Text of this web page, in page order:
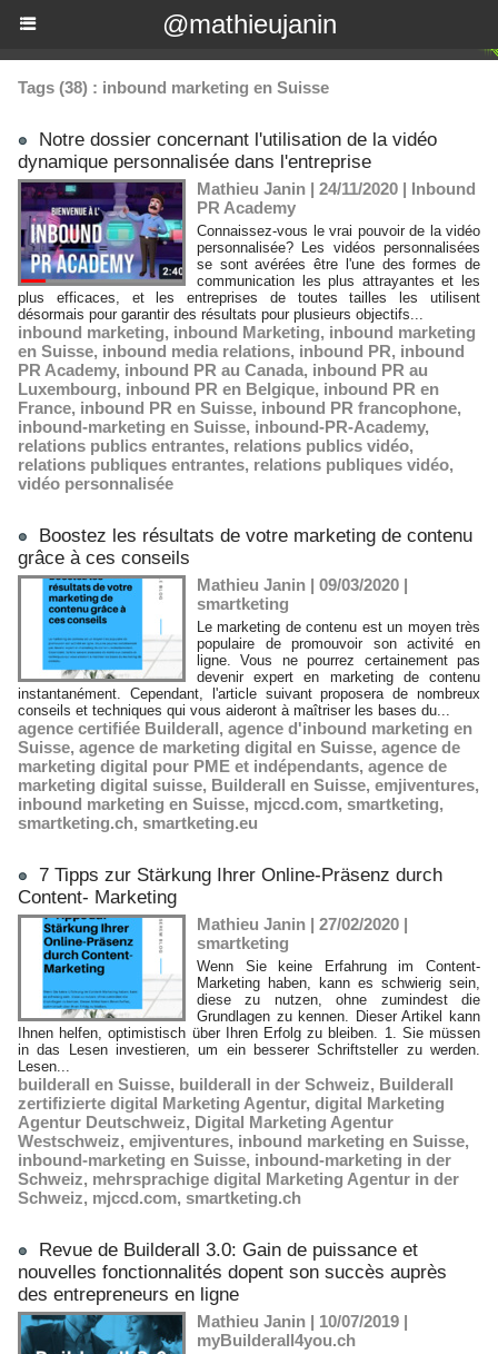
@mathieujanin
Tags (38) : inbound marketing en Suisse
Notre dossier concernant l'utilisation de la vidéo
dynamique personnalisée dans l'entreprise
Mathieu Janin | 24/11/2020 | Inbound
PR Academy
Connaissez-vous le vrai pouvoir de la vidéo
personnalisée? Les vidéos personnalisées
se sont avérées être l'une des formes de
communication les plus attrayantes et les
plus efficaces, et les entreprises de toutes tailles les utilisent
désormais pour garantir des résultats pour plusieurs objectifs...
inbound marketing, inbound Marketing, inbound marketing
en Suisse, inbound media relations, inbound PR, inbound
PR Academy, inbound PR au Canada, inbound PR au
Luxembourg, inbound PR en Belgique, inbound PR en
France, inbound PR en Suisse, inbound PR francophone,
inbound-marketing en Suisse, inbound-PR-Academy,
relations publics entrantes, relations publics vidéo,
relations publiques entrantes, relations publiques vidéo,
vidéo personnalisée
Boostez les résultats de votre marketing de contenu
grâce à ces conseils
Mathieu Janin | 09/03/2020 |
smartketing
Le marketing de contenu est un moyen très
populaire de promouvoir son activité en
ligne. Vous ne pourrez certainement pas
devenir expert en marketing de contenu
instantanément. Cependant, l'article suivant proposera de nombreux
conseils et techniques qui vous aideront à maîtriser les bases du...
agence certifiée Builderall, agence d'inbound marketing en
Suisse, agence de marketing digital en Suisse, agence de
marketing digital pour PME et indépendants, agence de
marketing digital suisse, Builderall en Suisse, emjiventures,
inbound marketing en Suisse, mjccd.com, smartketing,
smartketing.ch, smartketing.eu
7 Tipps zur Stärkung Ihrer Online-Präsenz durch
Content- Marketing
Mathieu Janin | 27/02/2020 |
smartketing
Wenn Sie keine Erfahrung im Content-
Marketing haben, kann es schwierig sein,
diese zu nutzen, ohne zumindest die
Grundlagen zu kennen. Dieser Artikel kann
Ihnen helfen, optimistisch über Ihren Erfolg zu bleiben. 1. Sie müssen
in das Lesen investieren, um ein besserer Schriftsteller zu werden.
Lesen...
builderall en Suisse, builderall in der Schweiz, Builderall
zertifizierte digital Marketing Agentur, digital Marketing
Agentur Deutschweiz, Digital Marketing Agentur
Westschweiz, emjiventures, inbound marketing en Suisse,
inbound-marketing en Suisse, inbound-marketing in der
Schweiz, mehrsprachige digital Marketing Agentur in der
Schweiz, mjccd.com, smartketing.ch
Revue de Builderall 3.0: Gain de puissance et
nouvelles fonctionnalités dopent son succès auprès
des entrepreneurs en ligne
Mathieu Janin | 10/07/2019 |
myBuilderall4you.ch